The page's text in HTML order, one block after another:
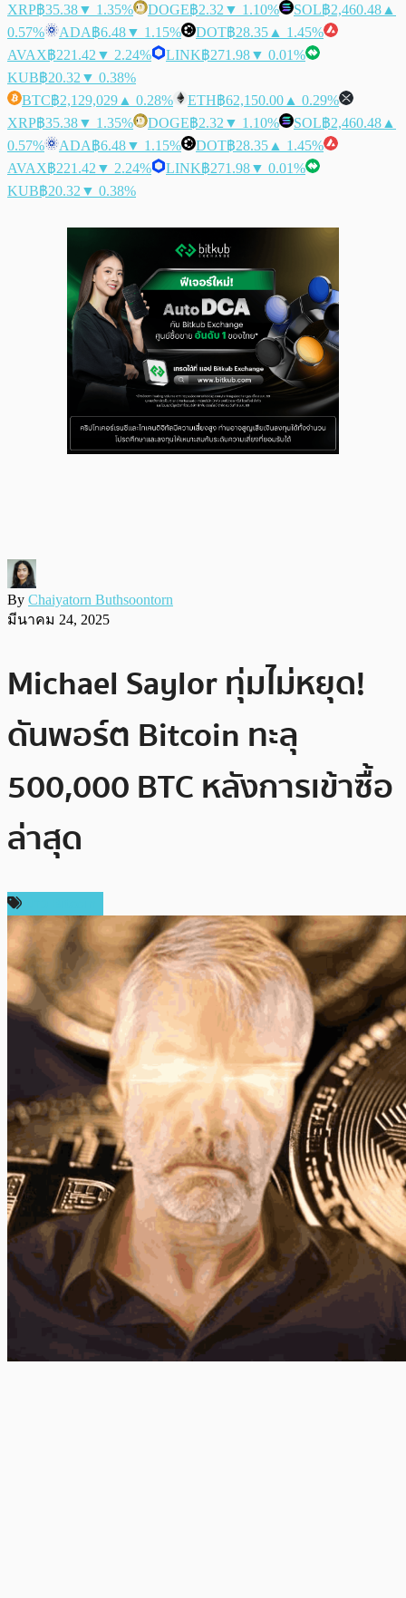
XRP฿35.38▼ 1.35% DOGE฿2.32 ▼ 1.10% SOL฿2,460.48 ▲
0.57%
ADA฿6.48▼ 1.15% DOT฿28.35 ▲ 1.45%
AVAX฿221.42 ▼ 2.24% LINK฿271.98▼ 0.01%
KUB฿20.32 ▼ 0.38%
BTC฿2,129,029 ▲ 0.28% ETH฿62,150.00 ▲ 0.29%
XRP฿35.38▼ 1.35% DOGE฿2.32 ▼ 1.10% SOL฿2,460.48 ▲
0.57%
ADA฿6.48▼ 1.15% DOT฿28.35 ▲ 1.45%
AVAX฿221.42 ▼ 2.24% LINK฿271.98▼ 0.01%
KUB฿20.32 ▼ 0.38%
By Chaiyatorn Buthsoontorn
มีนาคม 24, 2025
Michael Saylor ทุ่มไม่หยุด!
ดันพอร์ต Bitcoin ทะลุ
500,000 BTC หลังการเข้าซื้อ
ล่าสุด